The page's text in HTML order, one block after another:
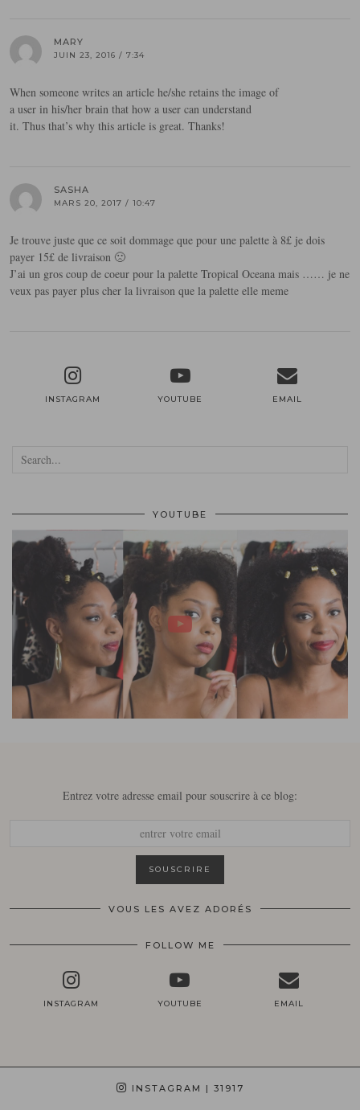
MARY
JUIN 23, 2016 / 7:34
When someone writes an article he/she retains the image of
a user in his/her brain that how a user can understand
it. Thus that’s why this article is great. Thanks!
SASHA
MARS 20, 2017 / 10:47
Je trouve juste que ce soit dommage que pour une palette à 8£ je dois
payer 15£ de livraison 🙁
J’ai un gros coup de coeur pour la palette Tropical Oceana mais …… je ne
veux pas payer plus cher la livraison que la palette elle meme
INSTAGRAM YOUTUBE EMAIL
YOUTUBE
Entrez votre adresse email pour souscrire à ce blog:
VOUS LES AVEZ ADORÉS
FOLLOW ME
INSTAGRAM YOUTUBE EMAIL
INSTAGRAM | 31917